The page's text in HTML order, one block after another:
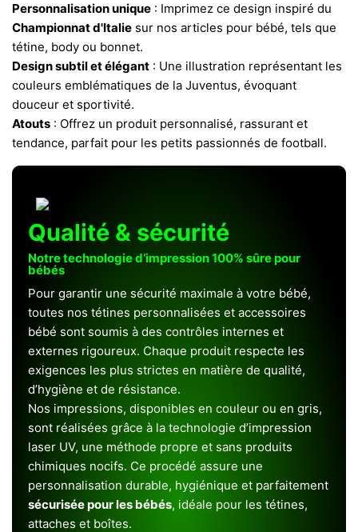
Personnalisation unique : Imprimez ce design inspiré du
Championnat d'Italie sur nos articles pour bébé, tels que
tétine, body ou bonnet.
Design subtil et élégant : Une illustration représentant les
couleurs emblématiques de la Juventus, évoquant
douceur et sportivité.
Atouts : Offrez un produit personnalisé, rassurant et
tendance, parfait pour les petits passionnés de football.
Qualité & sécurité
Notre technologie d’impression 100% sûre pour
bébés
Pour garantir une sécurité maximale à votre bébé,
toutes nos tétines personnalisées et accessoires
bébé sont soumis à des contrôles internes et
externes rigoureux. Chaque produit respecte les
exigences les plus strictes en matière de qualité,
d’hygiène et de résistance.
Nos impressions, disponibles en couleur ou en gris,
sont réalisées grâce à la technologie d’impression
laser UV, une méthode propre et sans produits
chimiques nocifs. Ce procédé assure une
personnalisation durable, hygiénique et parfaitement
sécurisée pour les bébés, idéale pour les tétines,
attaches et boîtes.